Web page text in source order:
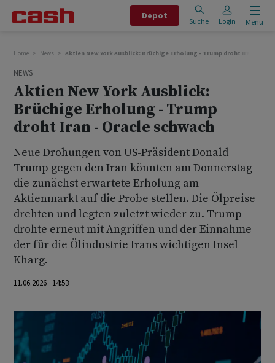
Depot
Suche Login Menu
Home News Aktien New York Ausblick: Brüchige Erholung - Trump droht Iran -
NEWS
Aktien New York Ausblick:
Brüchige Erholung - Trump
droht Iran - Oracle schwach
Neue Drohungen von US-Präsident Donald
Trump gegen den Iran könnten am Donnerstag
die zunächst erwartete Erholung am
Aktienmarkt auf die Probe stellen. Die Ölpreise
drehten und legten zuletzt wieder zu. Trump
drohte erneut mit Angriffen und der Einnahme
der für die Ölindustrie Irans wichtigen Insel
Kharg.
11.06.2026 14:53